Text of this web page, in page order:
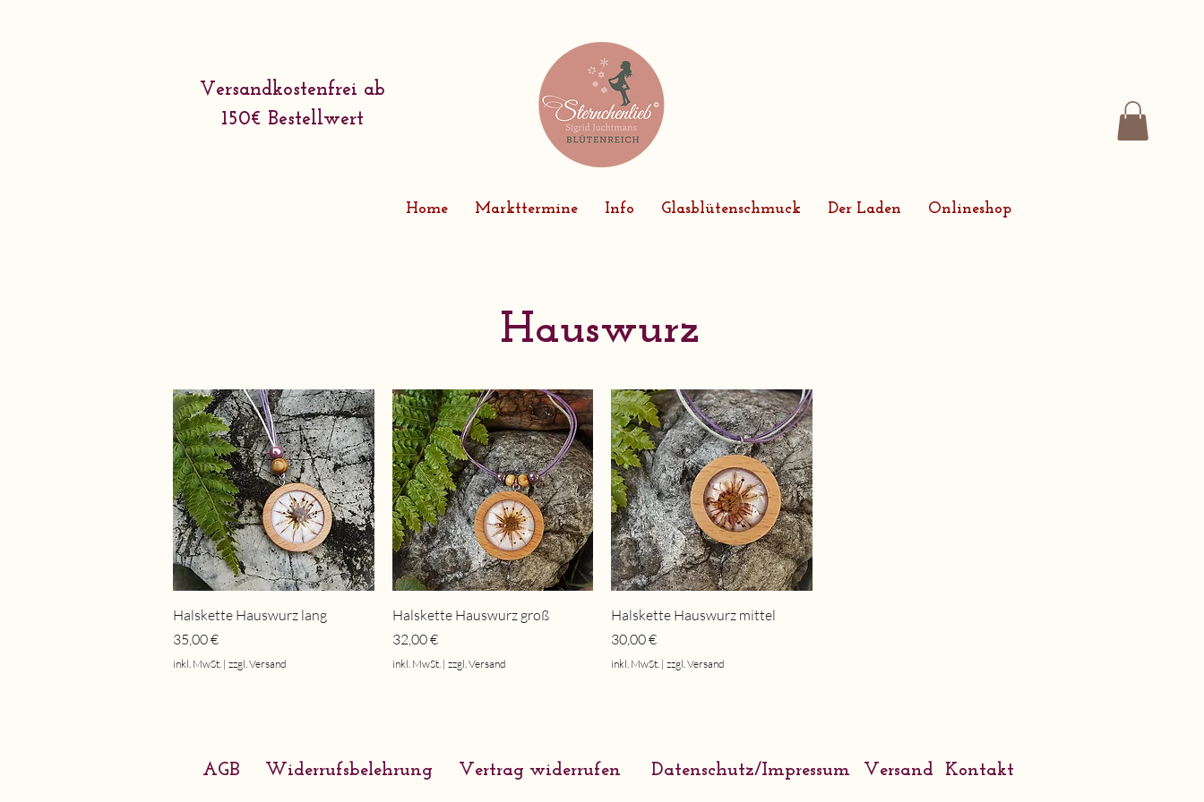
Home Markttermine Info Glasblütenschmuck Der Laden Onlineshop
Versandkostenfrei ab
150€ Bestellwert
Hauswurz
Schnellansicht
Halskette Hauswurz lang
Preis
35,00 €
inkl. MwSt. | zzgl. Versand
Schnellansicht
Halskette Hauswurz groß
Preis
32,00 €
inkl. MwSt. | zzgl. Versand
Schnellansicht
Halskette Hauswurz mittel
Preis
30,00 €
inkl. MwSt. | zzgl. Versand
AGB Widerrufsbelehrung Vertrag widerrufen Datenschutz/Impressum Versand Kontakt